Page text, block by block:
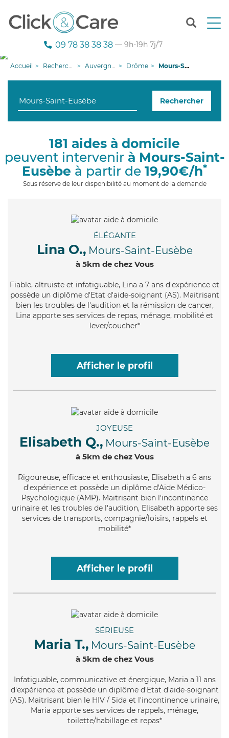
T
n
g
i
09 78 38 38 38 — 9h-19h 7j/7
Accueil Recherche aide à domicile Auvergne-Rhône-Alpes Drôme Mours-Saint-Eusèbe
Rechercher
181 aides à domicile
peuvent intervenir à Mours-Saint-
Eusèbe à partir de 19,90€/h*
Sous réserve de leur disponibilité au moment de la demande
ÉLÉGANTE
Lina O., Mours-Saint-Eusèbe
à 5km de chez Vous
Fiable, altruiste et infatiguable, Lina a 7 ans d'expérience et
possède un diplôme d'Etat d'aide-soignant (AS). Maitrisant
bien les troubles de l'audition et la rémission de cancer,
Lina apporte ses services de repas, ménage, mobilité et
lever/coucher*
Afficher le profil
JOYEUSE
Elisabeth Q., Mours-Saint-Eusèbe
à 5km de chez Vous
Rigoureuse, efficace et enthousiaste, Elisabeth a 6 ans
d'expérience et possède un diplôme d'Aide Médico-
Psychologique (AMP). Maitrisant bien l'incontinence
urinaire et les troubles de l'audition, Elisabeth apporte ses
services de transports, compagnie/loisirs, rappels et
mobilité*
Afficher le profil
SÉRIEUSE
Maria T., Mours-Saint-Eusèbe
à 5km de chez Vous
Infatiguable, communicative et énergique, Maria a 11 ans
d'expérience et possède un diplôme d'Etat d'aide-soignant
(AS). Maitrisant bien le HIV / Sida et l'incontinence urinaire,
Maria apporte ses services de rappels, ménage,
toilette/habillage et repas*